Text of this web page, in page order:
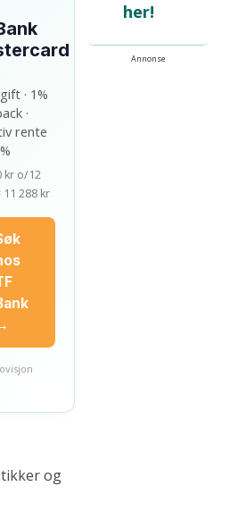
· 1%
·
rente
kr o/12
11 288 kr
og
her!
Annonse